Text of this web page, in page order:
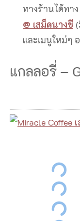
ทางร้านได้ทาง
@ เสม็ดนางชี
และเมนูใหม่ๆ
แกลลอรี่ –